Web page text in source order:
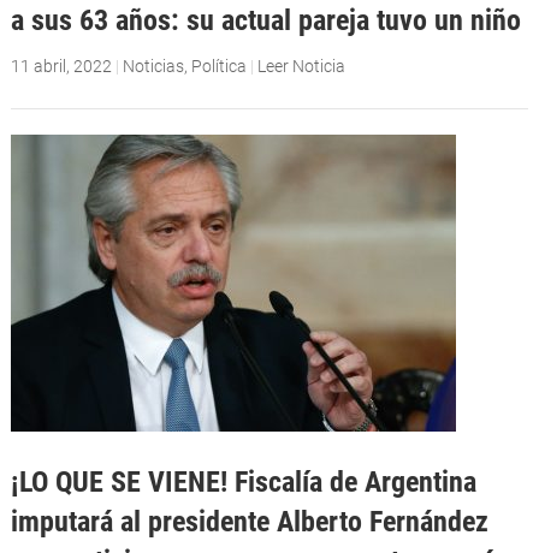
a sus 63 años: su actual pareja tuvo un niño
11 abril, 2022 | Noticias, Política | Leer Noticia
¡LO QUE SE VIENE! Fiscalía de Argentina
imputará al presidente Alberto Fernández